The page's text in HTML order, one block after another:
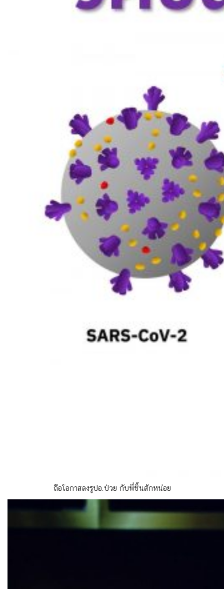
ถือโอกาสลงรูปอ.ป๋วย กับพี่ชิ้นสักหน่อย